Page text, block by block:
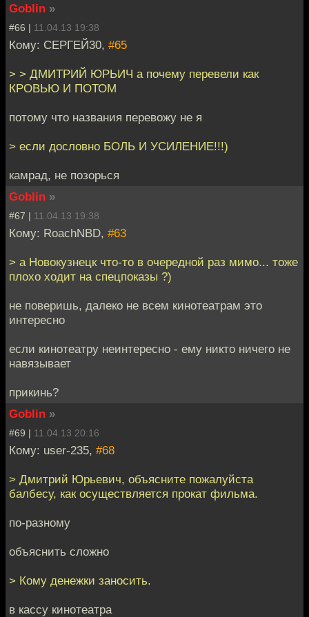
Goblin »
#66 | 11.04.13 19:38
Кому: СЕРГЕЙ30, #65
> > ДМИТРИЙ ЮРЬИЧ а почему перевели как
КРОВЬЮ И ПОТОМ
потому что названия перевожу не я
> если дословно БОЛЬ И УСИЛЕНИЕ!!!)
камрад, не позорься
Goblin »
#67 | 11.04.13 19:38
Кому: RoachNBD, #63
> а Новокузнецк что-то в очередной раз мимо... тоже
плохо ходит на спецпоказы ?)
не поверишь, далеко не всем кинотеатрам это
интересно
если кинотеатру неинтересно - ему никто ничего не
навязывает
прикинь?
Goblin »
#69 | 11.04.13 20:16
Кому: user-235, #68
> Дмитрий Юрьевич, объясните пожалуйста
балбесу, как осуществляется прокат фильма.
по-разному
объяснить сложно
> Кому денежки заносить.
в кассу кинотеатра